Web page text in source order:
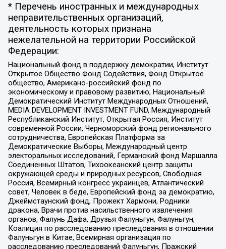
* Перечень иностранных и международных
неправительственных организаций,
деятельность которых признана
нежелательной на территории Российской
Федерации:
Национальный фонд в поддержку демократии, Институт
Открытое Общество Фонд Содействия, Фонд Открытое
общество, Американо-российский фонд по
экономическому и правовому развитию, Национальный
Демократический Институт Международных Отношений,
MEDIA DEVELOPMENT INVESTMENT FUND, Международный
Республиканский Институт, Открытая Россия, Институт
современной России, Черноморский фонд регионального
сотрудничества, Европейская Платформа за
Демократические Выборы, Международный центр
электоральных исследований, Германский фонд Маршалла
Соединенных Штатов, Тихоокеанский центр защиты
окружающей среды и природных ресурсов, Свободная
Россия, Всемирный конгресс украинцев, Атлантический
совет, Человек в беде, Европейский фонд за демократию,
Джеймстаунский фонд, Прожект Хармони, Родники
дракона, Врачи против насильственного извлечения
органов, Фалунь Дафа, Друзья Фалуньгун, Фалуньгун,
Коалиция по расследованию преследования в отношении
Фалуньгун в Китае, Всемирная организация по
расследованию преследований Фалуньгун, Пражский